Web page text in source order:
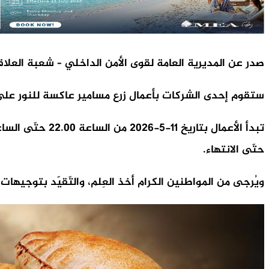
صدر عن المديرية العامة لقوى الأمن الداخلي – شعبة
ستقوم إحدى الشركات بأعمال زرع مسامير عاكسة للنور
حتّى الانتهاء.
ويُرجى من المواطنين الكرام أخذ العِلم، والتّقيّد